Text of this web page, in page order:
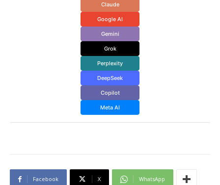
Claude
Google AI
Gemini
Grok
Perplexity
DeepSeek
Copilot
Meta AI
Facebook X WhatsApp